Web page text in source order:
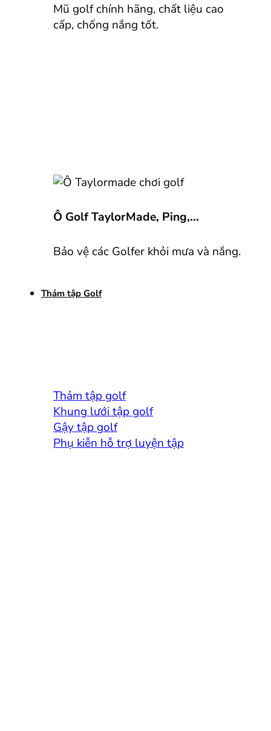
Mũ golf chính hãng, chất liệu cao
cấp, chống nắng tốt.
Ô Golf TaylorMade, Ping,...
Bảo vệ các Golfer khỏi mưa và nắng.
Thảm tập Golf
Thảm tập golf
Khung lưới tập golf
Gậy tập golf
Phụ kiễn hỗ trợ luyện tập